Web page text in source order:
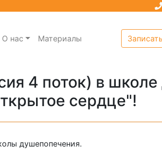
О нас Материалы
4 поток) в
сердце"!
душепопечения.